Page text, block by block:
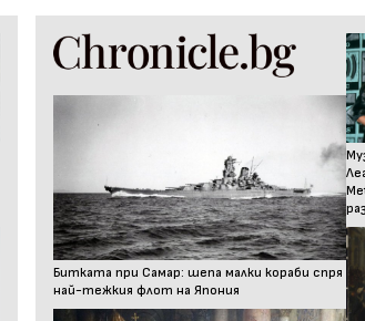
Битката при Самар: шепа малки кораби спря
най-тежкия флот на Япония